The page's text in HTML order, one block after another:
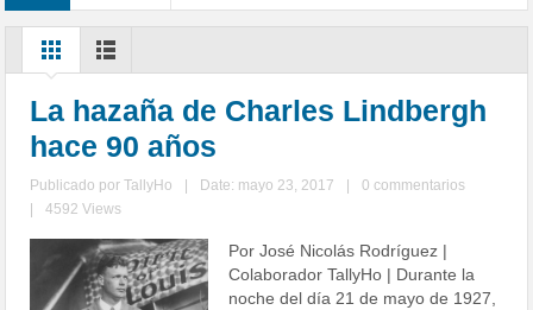
La hazaña de Charles Lindbergh
hace 90 años
Publicado porTallyHo Date: mayo 23, 2017
0 commentarios
4592 Views
Por José Nicolás Rodríguez |
Colaborador TallyHo | Durante la
noche del día 21 de mayo de 1927,